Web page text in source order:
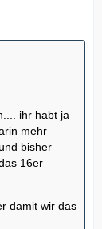
ihr habt ja
mehr
bisher
16er
damit wir das